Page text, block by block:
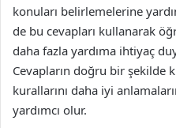
konuları belirlemelerine
de bu cevapları kullanarak
daha fazla yardıma ihtiyaç
Cevapların doğru bir şekilde
kurallarını daha iyi
yardımcı olur.